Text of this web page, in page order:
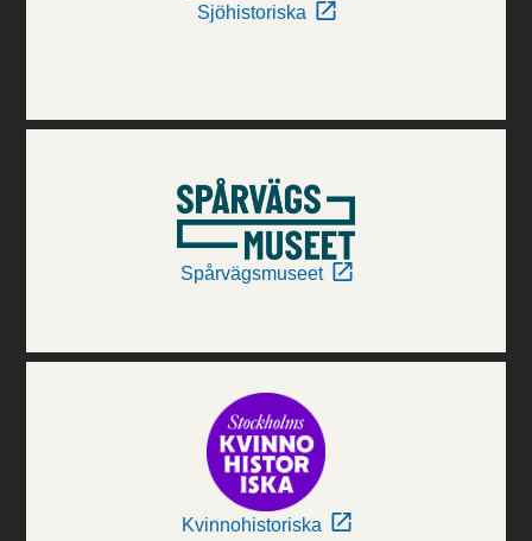
Sjöhistoriska
Spårvägsmuseet
Kvinnohistoriska